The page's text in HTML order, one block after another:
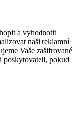
a vyhodnotit
naši reklamní
Vaše zašifrované
poskytovateli, pokud